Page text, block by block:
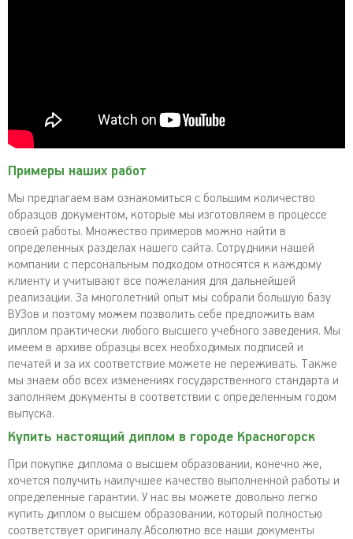
Примеры наших работ
Мы предлагаем вам ознакомиться с большим количество
образцов документом, которые мы изготовляем в процессе
своей работы. Множество примеров можно найти в
определенных разделах нашего сайта. Сотрудники нашей
компании с персональным подходом относятся к каждому
клиенту и учитывают все пожелания для дальнейшей
реализации. За многолетний опыт мы собрали большую базу
ВУЗов и поэтому можем позволить себе предложить вам
диплом практически любого высшего учебного заведения. Мы
имеем в архиве образцы всех необходимых подписей и
печатей и за их соответствие можете не переживать. Также
мы знаем обо всех изменениях государственного стандарта и
заполняем документы в соответствии с определенным годом
выпуска.
Купить настоящий диплом в городе Красногорск
При покупке диплома о высшем образовании, конечно же,
хочется получить наилучшее качество выполненной работы и
определенные гарантии. У нас вы можете довольно легко
купить диплом о высшем образовании, который полностью
соответствует оригиналу.Абсолютно все наши документы